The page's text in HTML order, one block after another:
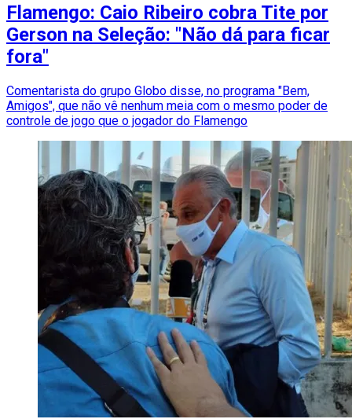
Flamengo: Caio Ribeiro cobra Tite por
Gerson na Seleção: "Não dá para ficar
fora"
Comentarista do grupo Globo disse, no programa "Bem,
Amigos", que não vê nenhum meia com o mesmo poder de
controle de jogo que o jogador do Flamengo